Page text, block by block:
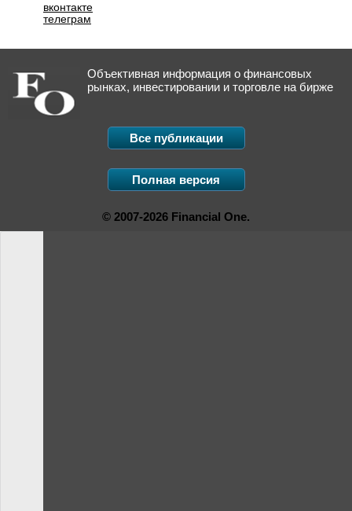
вконтакте
телеграм
Объективная информация о финансовых
рынках, инвестировании и торговле на бирже
Все публикации
Полная версия
© 2007-2026 Financial One.